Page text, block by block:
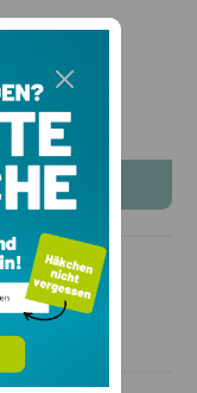
Senoner.